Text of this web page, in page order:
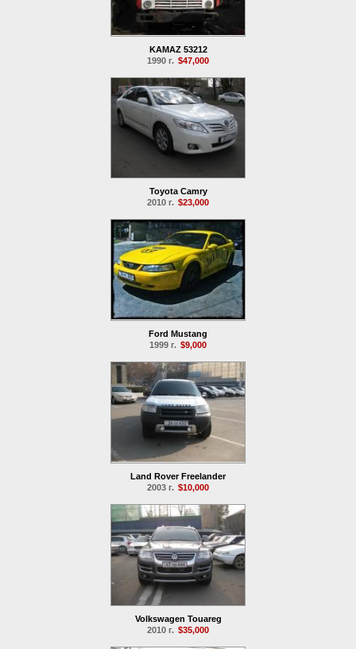
KAMAZ 53212
1990 г. $47,000
Toyota Camry
2010 г. $23,000
Ford Mustang
1999 г. $9,000
Land Rover Freelander
2003 г. $10,000
Volkswagen Touareg
2010 г. $35,000